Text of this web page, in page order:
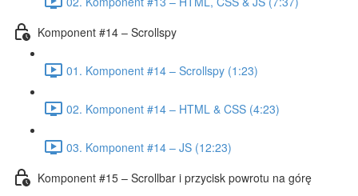
Komponent #14 – Scrollspy
01. Komponent #14 – Scrollspy (1:23)
02. Komponent #14 – HTML & CSS (4:23)
03. Komponent #14 – JS (12:23)
Komponent #15 – Scrollbar i przycisk powrotu na górę